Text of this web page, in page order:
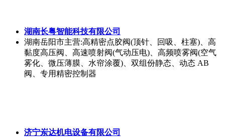
湖南长粤智能科技有限公司
湖南岳阳市主营:高精密点胶阀(顶针、回吸、柱塞)、高
黏度高压阀、高速喷射阀(气动压电)、高频喷雾阀(空气
雾化、微压薄膜、水帘涂覆)、双组份静态、动态 AB
阀、专用精密控制器
济宁岽达机电设备有限公司